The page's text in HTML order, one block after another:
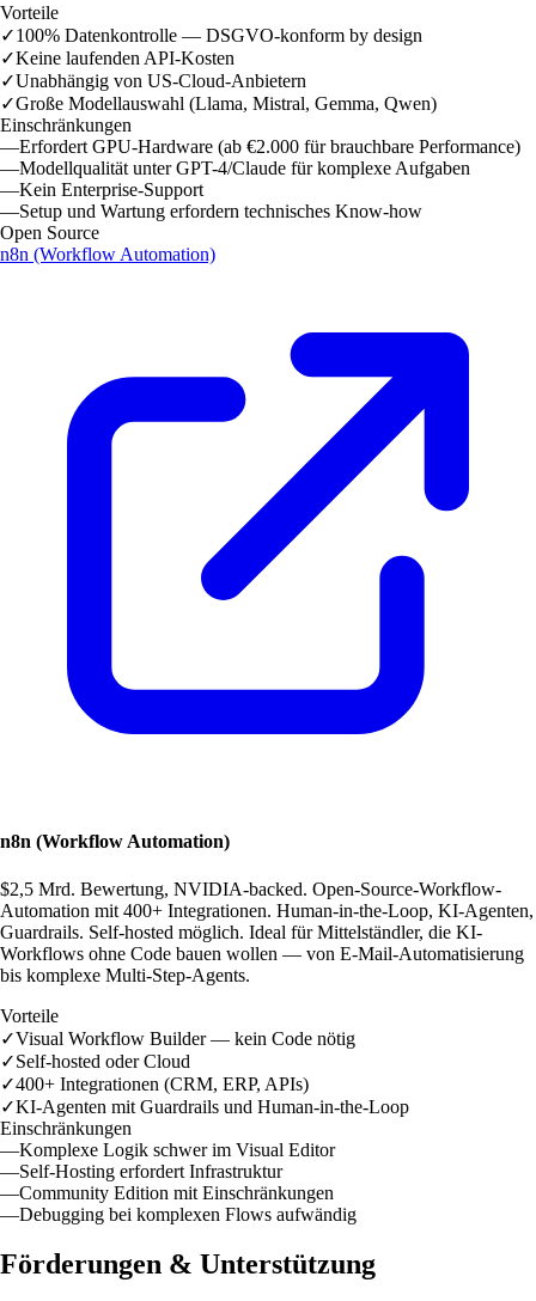
Vorteile
✓100% Datenkontrolle — DSGVO-konform by design
✓Keine laufenden API-Kosten
✓Unabhängig von US-Cloud-Anbietern
✓Große Modellauswahl (Llama, Mistral, Gemma, Qwen)
Einschränkungen
—Erfordert GPU-Hardware (ab €2.000 für brauchbare Performance)
—Modellqualität unter GPT-4/Claude für komplexe Aufgaben
—Kein Enterprise-Support
—Setup und Wartung erfordern technisches Know-how
Open Source
n8n (Workflow Automation)
n8n (Workflow Automation)
$2,5 Mrd. Bewertung, NVIDIA-backed. Open-Source-Workflow-
Automation mit 400+ Integrationen. Human-in-the-Loop, KI-Agenten,
Guardrails. Self-hosted möglich. Ideal für Mittelständler, die KI-
Workflows ohne Code bauen wollen — von E-Mail-Automatisierung
bis komplexe Multi-Step-Agents.
Vorteile
✓Visual Workflow Builder — kein Code nötig
✓Self-hosted oder Cloud
✓400+ Integrationen (CRM, ERP, APIs)
✓KI-Agenten mit Guardrails und Human-in-the-Loop
Einschränkungen
—Komplexe Logik schwer im Visual Editor
—Self-Hosting erfordert Infrastruktur
—Community Edition mit Einschränkungen
—Debugging bei komplexen Flows aufwändig
Förderungen & Unterstützung